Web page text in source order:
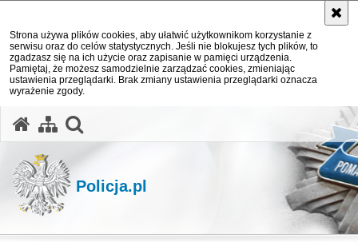
Strona używa plików cookies, aby ułatwić użytkownikom korzystanie z
serwisu oraz do celów statystycznych. Jeśli nie blokujesz tych plików, to
zgadzasz się na ich użycie oraz zapisanie w pamięci urządzenia.
Pamiętaj, że możesz samodzielnie zarządzać cookies, zmieniając
ustawienia przeglądarki. Brak zmiany ustawienia przeglądarki oznacza
wyrażenie zgody.
Policja.pl